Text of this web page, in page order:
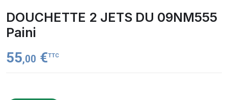
DOUCHETTE 2 JETS DU 09NM555
Paini
55,00 €TTC